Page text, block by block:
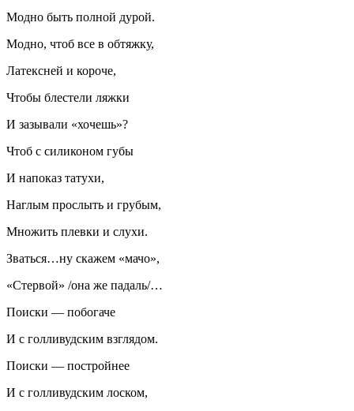
Модно быть полной дурой.
Модно, чтоб все в обтяжку,
Латексней и короче,
Чтобы блестели ляжки
И зазывали «хочешь»?
Чтоб с силиконом губы
И напоказ татухи,
Наглым прослыть и грубым,
Множить плевки и слухи.
Зваться…ну скажем «мачо»,
«Стервой» /она же падаль/…
Поиски — побогаче
И с голливудским взглядом.
Поиски — постройнее
И с голливудским лоском,